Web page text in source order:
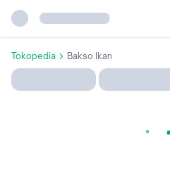
Tokopedia Bakso Ikan